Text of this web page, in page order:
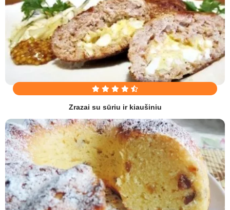
Zrazai su sūriu ir kiaušiniu